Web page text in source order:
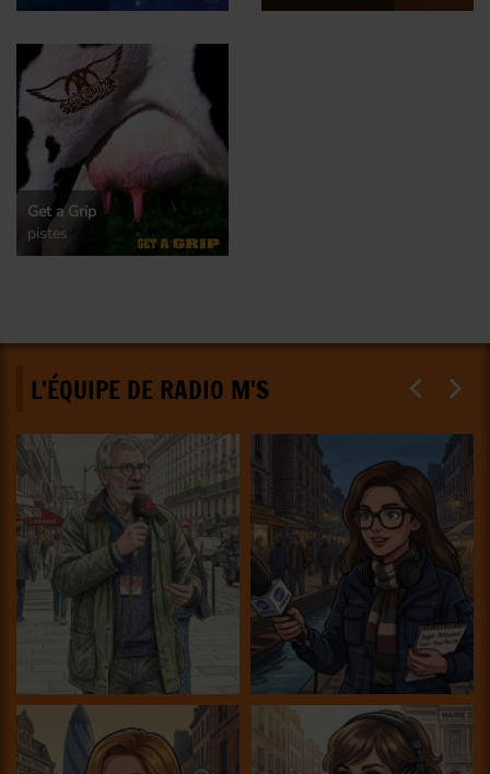
Get a Grip
pistes
L'ÉQUIPE DE RADIO M'S